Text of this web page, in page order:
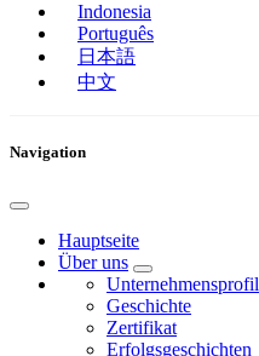
Indonesia
Português
日本語
中文
Navigation
Hauptseite
Über uns
Unternehmensprofil
Geschichte
Zertifikat
Erfolgsgeschichten